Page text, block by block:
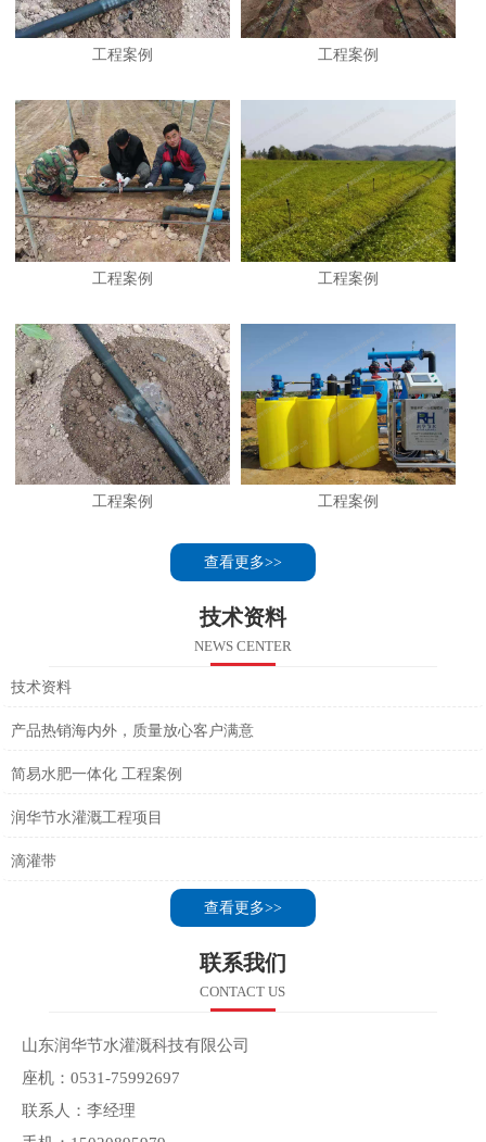
工程案例 工程案例
工程案例 工程案例
工程案例 工程案例
查看更多>>
技术资料
NEWS CENTER
技术资料
产品热销海内外，质量放心客户满意
简易水肥一体化 工程案例
润华节水灌溉工程项目
滴灌带
查看更多>>
联系我们
CONTACT US
山东润华节水灌溉科技有限公司
座机：0531-75992697
联系人：李经理